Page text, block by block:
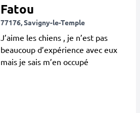
Fatou
77176, Savigny-le-Temple
J’aime les chiens , je n’est pas
beaucoup d’expérience avec eux
mais je sais m’en occupé